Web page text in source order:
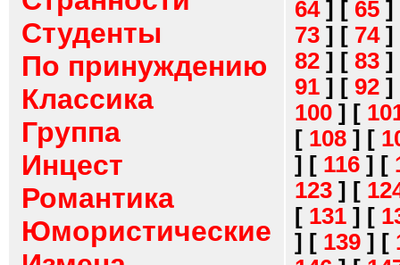
Студенты
По принуждению
Классика
Группа
Инцест
Романтика
Юмористические
64] [ 65 ]
73 ] [ 74]
82 ] [ 83 ]
91 ] [ 92 ]
100 ] [
[ 108 ] [
] [ 116 ] [
123 ] [
[ 131 ] [
] [ 139 ] [